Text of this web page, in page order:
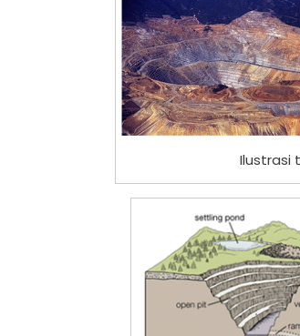
Ilustrasi